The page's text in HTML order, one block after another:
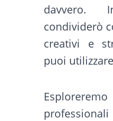
davvero.
condividerò
creativi e
puoi